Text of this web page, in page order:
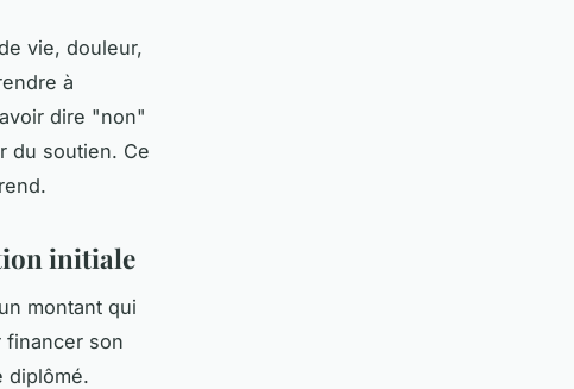
vie, douleur,
à
dire "non"
du soutien. Ce
initiale
montant qui
financer son
diplômé.